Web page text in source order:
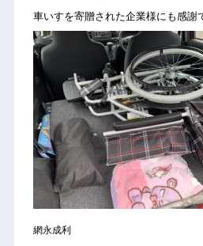
車いすを寄贈された企業様にも感謝
網永成利